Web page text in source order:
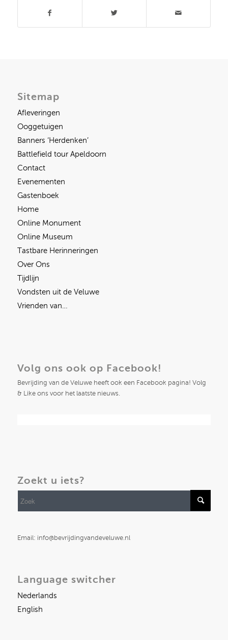
Sitemap
Afleveringen
Ooggetuigen
Banners ‘Herdenken’
Battlefield tour Apeldoorn
Contact
Evenementen
Gastenboek
Home
Online Monument
Online Museum
Tastbare Herinneringen
Over Ons
Tijdlijn
Vondsten uit de Veluwe
Vrienden van…
Volg ons ook op Facebook!
Bevrijding van de Veluwe heeft ook een Facebook pagina! Volg
& Like ons voor het laatste nieuws.
Zoekt u iets?
Email: info@bevrijdingvandeveluwe.nl
Language switcher
Nederlands
English